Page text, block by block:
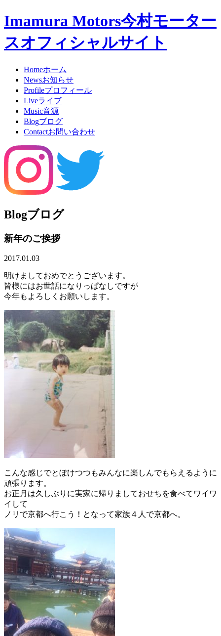
Imamura Motors今村モーター
スオフィシャルサイト
Homeホーム
Newsお知らせ
Profileプロフィール
Liveライブ
Music音源
Blogブログ
Contactお問い合わせ
Blogブログ
新年のご挨拶
2017.01.03
明けましておめでとうございます。
皆様にはお世話になりっぱなしですが
今年もよろしくお願いします。
こんな感じでとぼけつつもみんなに楽しんでもらえるように
頑張ります。
お正月は久しぶりに実家に帰りましておせちを食べてワイワ
イして
ノリで京都へ行こう！となって家族４人で京都へ。